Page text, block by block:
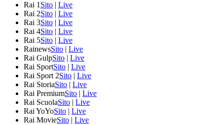
Rai 1 Sito | Live
Rai 2Sito | Live
Rai 3Sito | Live
Rai 4Sito | Live
Rai 5Sito | Live
RainewsSito | Live
Rai GulpSito | Live
Rai SportSito | Live
Rai Sport 2Sito | Live
Rai StoriaSito | Live
Rai PremiumSito | Live
Rai ScuolaSito | Live
Rai YoYoSito | Live
Rai MovieSito | Live